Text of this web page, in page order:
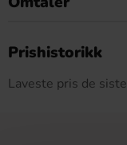
Prishistorikk
Laveste pris de